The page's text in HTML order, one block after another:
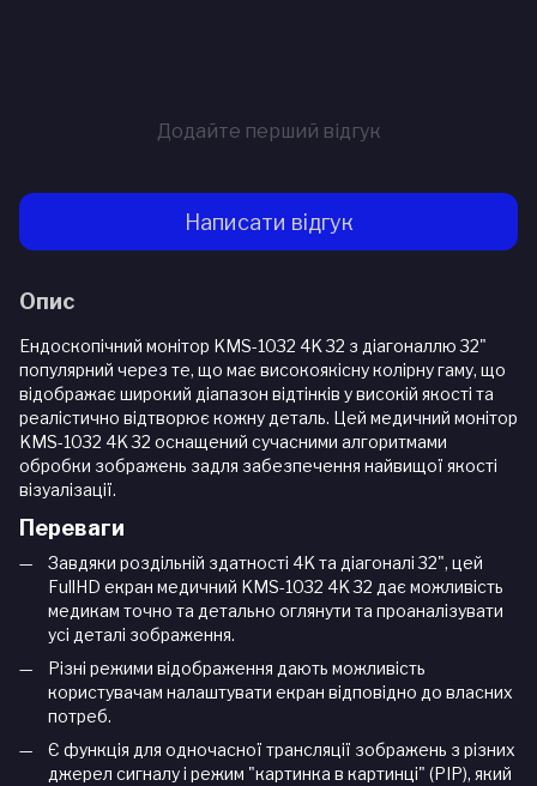
Додайте перший відгук
Написати відгук
Опис
Ендоскопічний монітор KMS-1032 4K 32 з діагоналлю 32"
популярний через те, що має високоякісну колірну гаму, що
відображає широкий діапазон відтінків у високій якості та
реалістично відтворює кожну деталь. Цей медичний монітор
KMS-1032 4K 32 оснащений сучасними алгоритмами
обробки зображень задля забезпечення найвищої якості
візуалізації.
Переваги
Завдяки роздільній здатності 4K та діагоналі 32", цей
FullHD екран медичний KMS-1032 4K 32 дає можливість
медикам точно та детально оглянути та проаналізувати
усі деталі зображення.
Різні режими відображення дають можливість
користувачам налаштувати екран відповідно до власних
потреб.
Є функція для одночасної трансляції зображень з різних
джерел сигналу і режим "картинка в картинці" (PIP), який